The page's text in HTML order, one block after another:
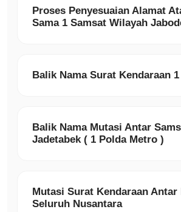
Proses Penyesuaian Alamat
Sama 1 Samsat Wilayah
Balik Nama Surat Kendaraan
Balik Nama Mutasi Antar
Jadetabek ( 1 Polda Metro )
Mutasi Surat Kendaraan Antar
Seluruh Nusantara